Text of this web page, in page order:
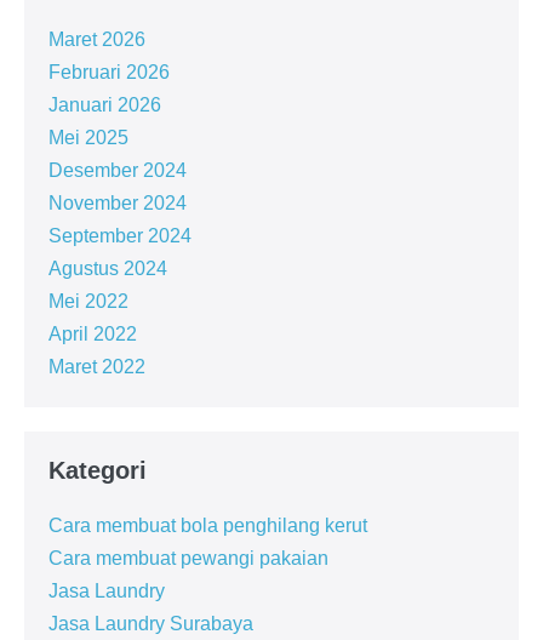
Maret 2026
Februari 2026
Januari 2026
Mei 2025
Desember 2024
November 2024
September 2024
Agustus 2024
Mei 2022
April 2022
Maret 2022
Kategori
Cara membuat bola penghilang kerut
Cara membuat pewangi pakaian
Jasa Laundry
Jasa Laundry Surabaya